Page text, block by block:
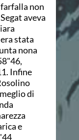
non
aveva
stata
nona
Infine
di
e